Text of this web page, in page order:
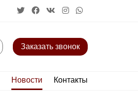
Заказать звонок
Новости Контакты